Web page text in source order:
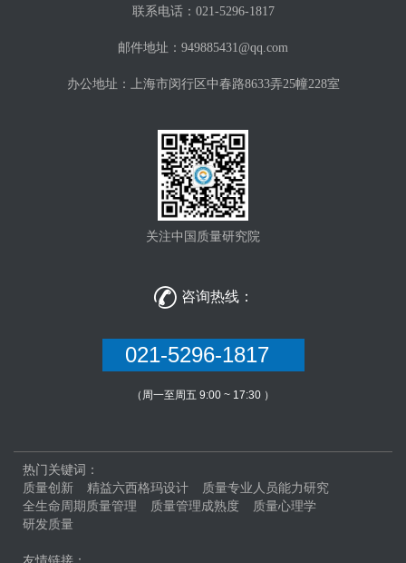
联系电话：021-5296-1817
邮件地址：949885431@qq.com
办公地址：上海市闵行区中春路8633弄25幢228室
关注中国质量研究院
 咨询热线：
021-5296-1817
（周一至周五 9:00 ~ 17:30 ）
热门关键词：
质量创新
精益六西格玛设计
质量专业人员能力研究
全生命周期质量管理
质量管理成熟度
质量心理学
研发质量